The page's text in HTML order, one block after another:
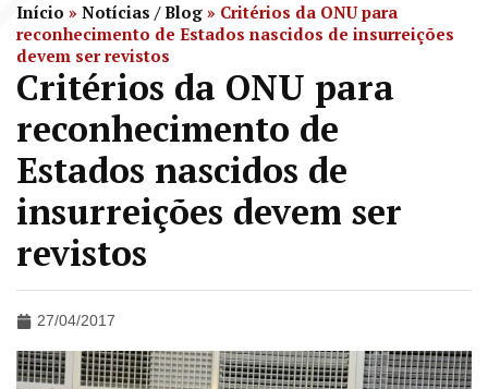
Início » Notícias / Blog » Critérios da ONU para
reconhecimento de Estados nascidos de insurreições
devem ser revistos
Critérios da ONU para
reconhecimento de
Estados nascidos de
insurreições devem ser
revistos
27/04/2017